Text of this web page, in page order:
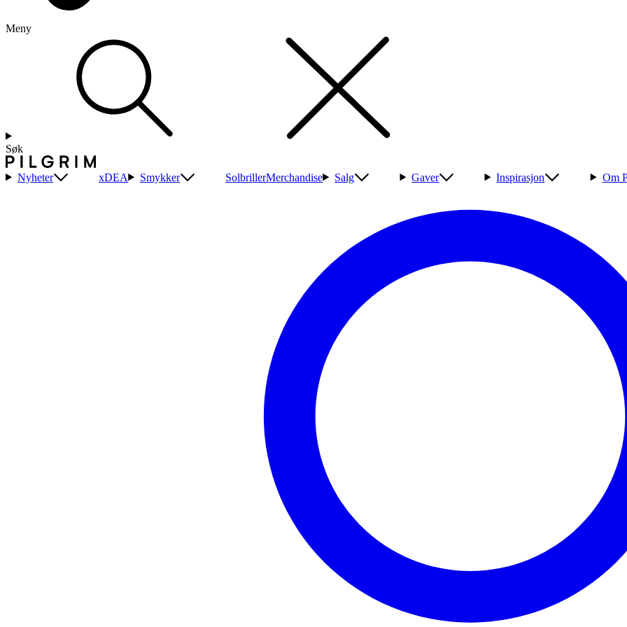
Meny
Søk
Nyheter xDEA Smykker SolbrillerMerchandise Salg Gaver Inspirasjon Om